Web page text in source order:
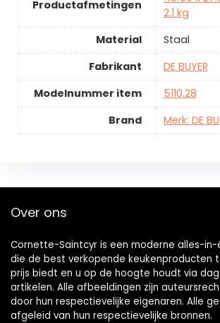
Productafmetingen
2.1 kg
Material
Staal
Fabrikant
DE BUYER
Modelnummer item
5110.28
Brand
Merk: DE
Over ons
Cornette-Saintcyr is een moderne alles-
die de best verkopende keukenproducten
prijs biedt en u op de hoogte houdt via
artikelen. Alle afbeeldingen zijn
door hun respectievelijke eigenaren. Alle
afgeleid van hun respectievelijke bronnen.